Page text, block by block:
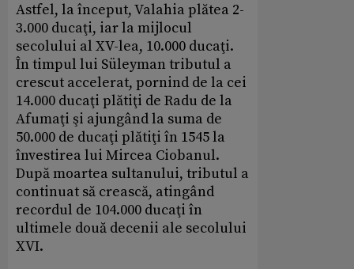
Astfel, la început, Valahia plătea 2-
3.000 ducaţi, iar la mijlocul
secolului al XV-lea, 10.000 ducaţi.
În timpul lui Süleyman tributul a
crescut accelerat, pornind de la cei
14.000 ducaţi plătiţi de Radu de la
Afumaţi şi ajungând la suma de
50.000 de ducaţi plătiţi în 1545 la
învestirea lui Mircea Ciobanul.
După moartea sultanului, tributul a
continuat să crească, atingând
recordul de 104.000 ducaţi în
ultimele două decenii ale secolului
XVI.